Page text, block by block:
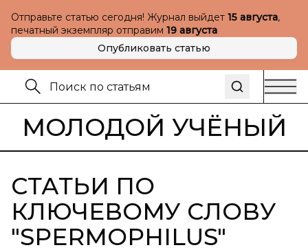
Отправьте статью сегодня! Журнал выйдет 15 августа,
печатный экземпляр отправим 19 августа
Опубликовать статью
МОЛОДОЙ УЧЁНЫЙ
СТАТЬИ ПО
КЛЮЧЕВОМУ СЛОВУ
"SPERMOPHILUS"